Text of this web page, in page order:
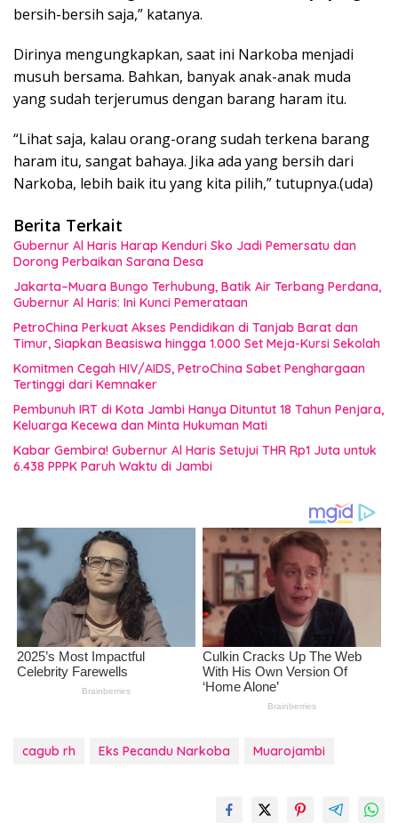
bersih-bersih saja,” katanya.
Dirinya mengungkapkan, saat ini Narkoba menjadi
musuh bersama. Bahkan, banyak anak-anak muda
yang sudah terjerumus dengan barang haram itu.
“Lihat saja, kalau orang-orang sudah terkena barang
haram itu, sangat bahaya. Jika ada yang bersih dari
Narkoba, lebih baik itu yang kita pilih,” tutupnya.(uda)
Berita Terkait
Gubernur Al Haris Harap Kenduri Sko Jadi Pemersatu dan
Dorong Perbaikan Sarana Desa
Jakarta–Muara Bungo Terhubung, Batik Air Terbang Perdana,
Gubernur Al Haris: Ini Kunci Pemerataan
PetroChina Perkuat Akses Pendidikan di Tanjab Barat dan
Timur, Siapkan Beasiswa hingga 1.000 Set Meja-Kursi Sekolah
Komitmen Cegah HIV/AIDS, PetroChina Sabet Penghargaan
Tertinggi dari Kemnaker
Pembunuh IRT di Kota Jambi Hanya Dituntut 18 Tahun Penjara,
Keluarga Kecewa dan Minta Hukuman Mati
Kabar Gembira! Gubernur Al Haris Setujui THR Rp1 Juta untuk
6.438 PPPK Paruh Waktu di Jambi
cagub rh Eks Pecandu Narkoba Muarojambi